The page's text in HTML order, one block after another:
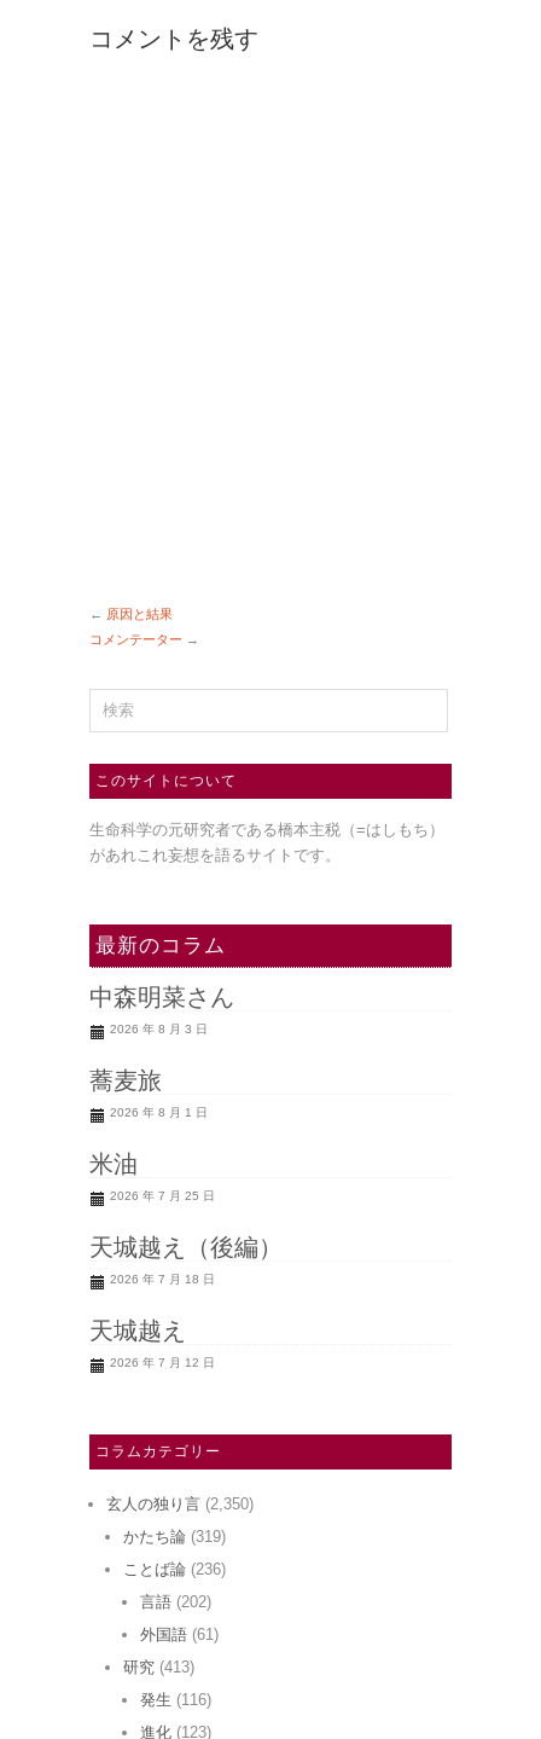
コメントを残す
← 原因と結果
コメンテーター →
このサイトについて
生命科学の元研究者である橋本主税（=はしもち）
があれこれ妄想を語るサイトです。
最新のコラム
中森明菜さん
2026 年 8 月 3 日
蕎麦旅
2026 年 8 月 1 日
米油
2026 年 7 月 25 日
天城越え（後編）
2026 年 7 月 18 日
天城越え
2026 年 7 月 12 日
コラムカテゴリー
玄人の独り言 (2,350)
かたち論 (319)
ことば論 (236)
言語 (202)
外国語 (61)
研究 (413)
発生 (116)
進化 (123)